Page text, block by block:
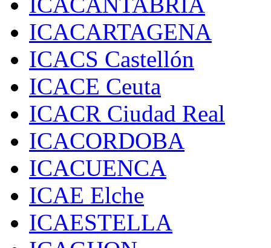
ICACARTAGENA
ICACS Castellón
ICACE Ceuta
ICACR Ciudad Real
ICACORDOBA
ICACUENCA
ICAE Elche
ICAESTELLA